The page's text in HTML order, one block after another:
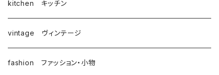
kitchen キッチン
vintage ヴィンテージ
fashion ファッション・小物